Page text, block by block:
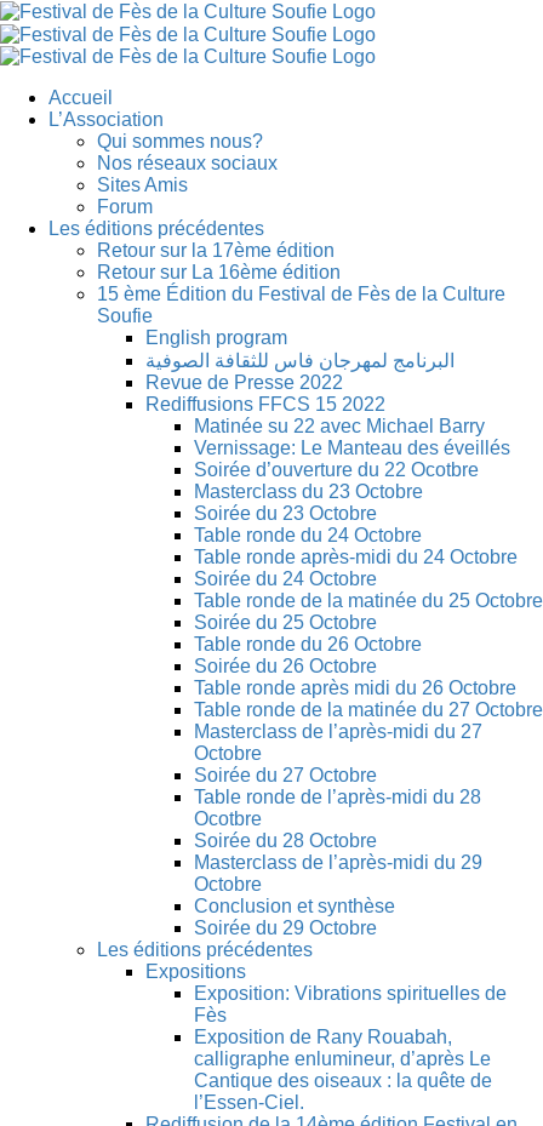
Skip
to
content
Accueil
L’Association
Qui sommes nous?
Nos réseaux sociaux
Sites Amis
Forum
Les éditions précédentes
Retour sur la 17ème édition
Retour sur La 16ème édition
15 ème Édition du Festival de Fès de la Culture
Soufie
English program
البرنامج لمهرجان فاس للثقافة الصوفية
Revue de Presse 2022
Rediffusions FFCS 15 2022
Matinée su 22 avec Michael Barry
Vernissage: Le Manteau des éveillés
Soirée d’ouverture du 22 Ocotbre
Masterclass du 23 Octobre
Soirée du 23 Octobre
Table ronde du 24 Octobre
Table ronde après-midi du 24 Octobre
Soirée du 24 Octobre
Table ronde de la matinée du 25 Octobre
Soirée du 25 Octobre
Table ronde du 26 Octobre
Soirée du 26 Octobre
Table ronde après midi du 26 Octobre
Table ronde de la matinée du 27 Octobre
Masterclass de l’après-midi du 27
Octobre
Soirée du 27 Octobre
Table ronde de l’après-midi du 28
Ocotbre
Soirée du 28 Octobre
Masterclass de l’après-midi du 29
Octobre
Conclusion et synthèse
Soirée du 29 Octobre
Les éditions précédentes
Expositions
Exposition: Vibrations spirituelles de
Fès
Exposition de Rany Rouabah,
calligraphe enlumineur, d’après Le
Cantique des oiseaux : la quête de
l’Essen-Ciel.